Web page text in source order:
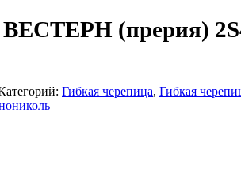
(прерия)
Гибкая черепица, Гибкая